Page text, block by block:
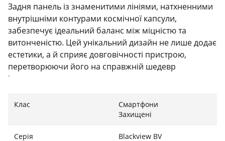
Задня панель із знаменитими лініями, натхненними
внутрішніми контурами космічної капсули,
забезпечує ідеальний баланс між міцністю та
витонченістю. Цей унікальний дизайн не лише додає
естетики, а й сприяє довговічності пристрою,
перетворюючи його на справжній шедевр
інженерного мистецтва.
Продуктивність на основі Android 10
Операційна система Android 10 пропонує швидку та
Клас
Смартфони
Захищені
Серія Blackview BV